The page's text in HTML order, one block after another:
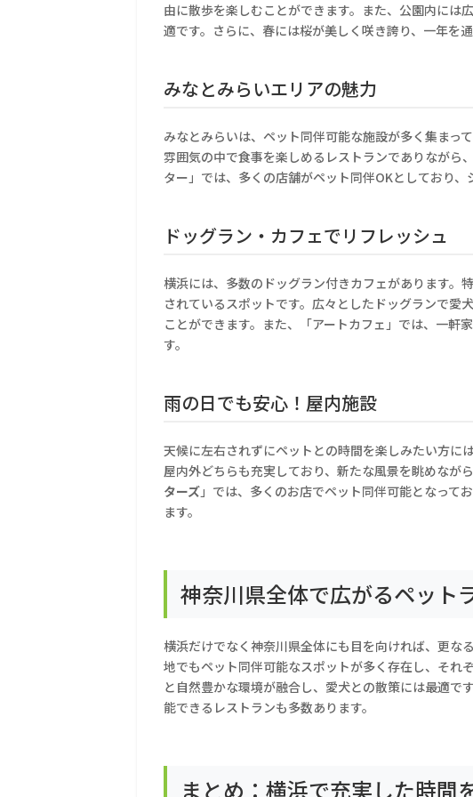
由に散歩を楽しむことができます。また、公園内には
適です。さらに、春には桜が美しく咲き誇り、一年を
みなとみらいエリアの魅力
みなとみらいは、ペット同伴可能な施設が多く集まっ
雰囲気の中で食事を楽しめるレストランでありながら
ター」では、多くの店舗がペット同伴OKとしており、
ドッグラン・カフェでリフレッシュ
横浜には、多数のドッグラン付きカフェがあります。
されているスポットです。広々としたドッグランで愛
ことができます。また、「アートカフェ」では、一軒
す。
雨の日でも安心！屋内施設
天候に左右されずにペットとの時間を楽しみたい方に
屋内外どちらも充実しており、新たな風景を眺めなが
ターズ」では、多くのお店でペット同伴可能となって
ます。
神奈川県全体で広がるペット
横浜だけでなく神奈川県全体にも目を向ければ、更な
地でもペット同伴可能なスポットが多く存在し、それ
と自然豊かな環境が融合し、愛犬との散策には最適で
能できるレストランも多数あります。
まとめ：横浜で充実した時間